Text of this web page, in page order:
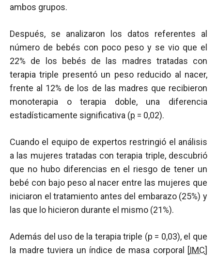
ambos grupos.
Después, se analizaron los datos referentes al
número de bebés con poco peso y se vio que el
22% de los bebés de las madres tratadas con
terapia triple presentó un peso reducido al nacer,
frente al 12% de los de las madres que recibieron
monoterapia o terapia doble, una diferencia
estadísticamente significativa (p = 0,02).
Cuando el equipo de expertos restringió el análisis
a las mujeres tratadas con terapia triple, descubrió
que no hubo diferencias en el riesgo de tener un
bebé con bajo peso al nacer entre las mujeres que
iniciaron el tratamiento antes del embarazo (25%) y
las que lo hicieron durante el mismo (21%).
Además del uso de la terapia triple (p = 0,03), el que
la madre tuviera un índice de masa corporal [IMC]